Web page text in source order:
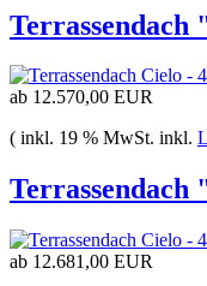
Terrassendach
ab 12.570,00 EUR
( inkl. 19 % MwSt. inkl.
Terrassendach
ab 12.681,00 EUR